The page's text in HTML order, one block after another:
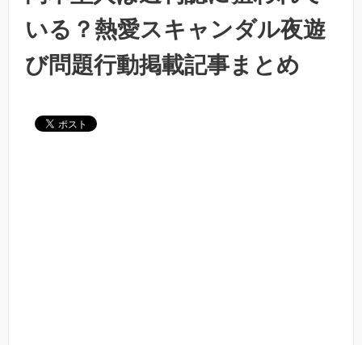
いる？熱愛スキャンダル夜遊
び問題行動掲載記事まとめ